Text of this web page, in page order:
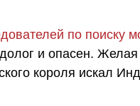
по поиску
и опасен. Желая
короля искал